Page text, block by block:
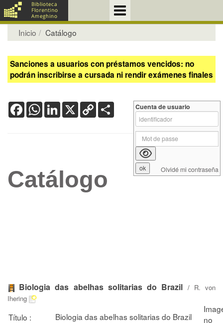
Inicio Catálogo
Sanciones a usuarios con préstamos vencidos: no
podrán inscribirse a cursada ni rendir exámenes finales
FacebookWhatsApp
LinkedIn
X Copy
Link
Catálogo
Biologia das abelhas solitarias do Brazil / R. von
Ihering
Título :
Biologia das abelhas solitarias do Brazil
Cuenta de usuario
Olvidé mi contraseña